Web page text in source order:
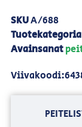
SKUA/688
Tuotekategoria
Avainsanat